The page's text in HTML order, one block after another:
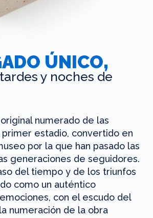
ÚNICO,
y noches de
numerado de las
primer estadio, convertido en
por la que han pasado las
generaciones de seguidores.
del tiempo y de los triunfos
como un auténtico
con el escudo del
numeración de la obra